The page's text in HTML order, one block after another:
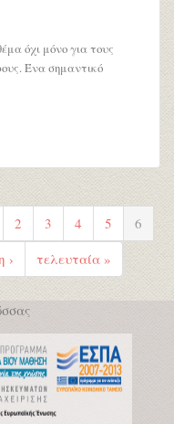
όχι μόνο για τους
Ένα σημαντικό
2 3 4 5
6
› τελευταία »